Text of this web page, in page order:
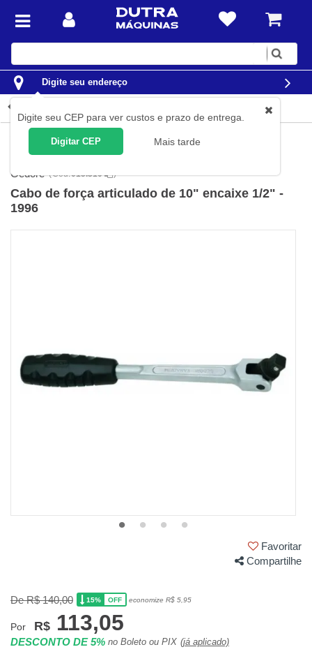
Digite
Digite seu endereço
Digite seu CEP para ver custos e prazo de entrega.
Digitar CEP Mais tarde
Ferramentas Ferramentas Manuais Soquetes
Extensões
Gedore (Cód.015.310 )
Cabo de força articulado de 10" encaixe 1/2" -
1996
Favoritar
Compartilhe
De R$ 140,00 15% OFF economize R$ 5,95
Por R$ 113,05
DESCONTO DE 5% no Boleto ou PIX (já aplicado)